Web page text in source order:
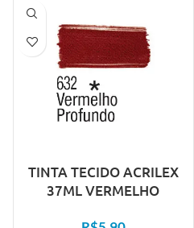
TINTA TECIDO ACRILEX
37ML VERMELHO